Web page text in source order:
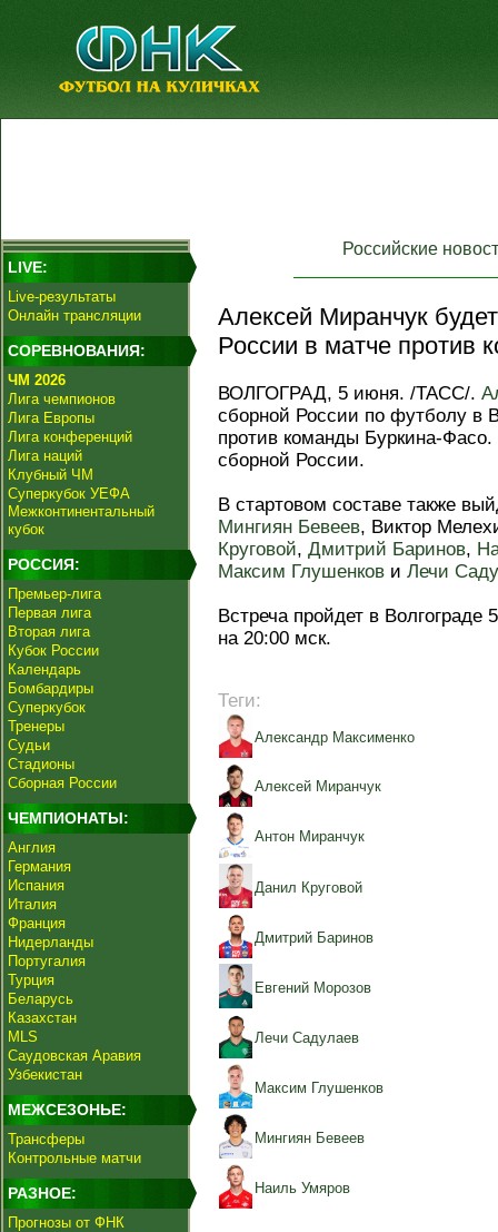
LIVE:
Live-результаты
Онлайн трансляции
СОРЕВНОВАНИЯ:
ЧМ 2026
Лига чемпионов
Лига Европы
Лига конференций
Лига наций
Клубный ЧМ
Суперкубок УЕФА
Межконтинентальный
кубок
РОССИЯ:
Премьер-лига
Первая лига
Вторая лига
Кубок России
Календарь
Бомбардиры
Суперкубок
Тренеры
Судьи
Стадионы
Сборная России
ЧЕМПИОНАТЫ:
Англия
Германия
Испания
Италия
Франция
Нидерланды
Португалия
Турция
Беларусь
Казахстан
MLS
Саудовская Аравия
Узбекистан
МЕЖСЕЗОНЬЕ:
Трансферы
Контрольные матчи
РАЗНОЕ:
Прогнозы от ФНК
Российские
Алексей Миранчук
России в матче против
ВОЛГОГРАД, 5 июня. /ТАСС/.
сборной России по футболу в
против команды Буркина-
сборной России.
В стартовом составе также
Мингиян Бевеев, Виктор
Круговой, Дмитрий Баринов,
Максим Глушенков и Лечи
Встреча пройдет в
на 20:00 мск.
Теги:
Александр Максименко
Алексей Миранчук
Антон Миранчук
Данил Круговой
Дмитрий Баринов
Евгений Морозов
Лечи Садулаев
Максим Глушенков
Мингиян Бевеев
Наиль Умяров